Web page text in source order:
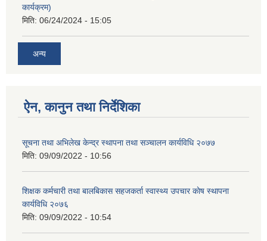
कार्यक्रम)
मिति: 06/24/2024 - 15:05
अन्य
ऐन, कानुन तथा निर्देशिका
सूचना तथा अभिलेख केन्द्र स्थापना तथा सञ्चालन कार्यविधि २०७७
मिति: 09/09/2022 - 10:56
शिक्षक कर्मचारी तथा बालबिकास सहजकर्ता स्वास्थ्य उपचार काेष स्थापना
कार्यविधि २०७६
मिति: 09/09/2022 - 10:54